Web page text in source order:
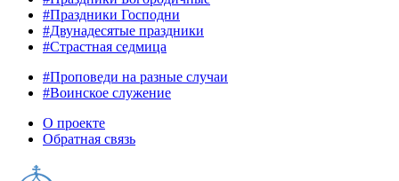
#Праздники Господни
#Двунадесятые праздники
#Страстная седмица
#Проповеди на разные случаи
#Воинское служение
О проекте
Обратная связь